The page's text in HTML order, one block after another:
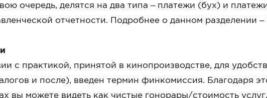
очередь, делятся на два типа – платежи (бух) и
отчетности. Подробнее о данном разделении –
с практикой, принятой в кинопроизводстве, для
и после), введен термин финкомиссия. Благодаря
вы можете видеть как чистые гонорары/стоимость